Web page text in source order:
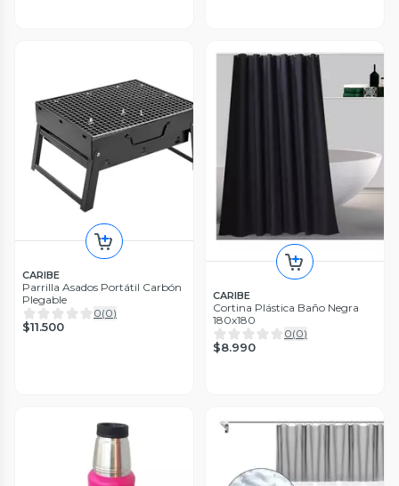
CARIBE
Parrilla Asados Portátil Carbón
Plegable
0(0)
$11.500
CARIBE
Cortina Plástica Baño Negra
180x180
0(0)
$8.990